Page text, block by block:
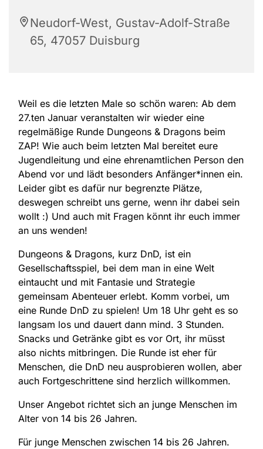
Neudorf-West, Gustav-Adolf-Straße
65, 47057 Duisburg
Weil es die letzten Male so schön waren: Ab dem
27.ten Januar veranstalten wir wieder eine
regelmäßige Runde Dungeons & Dragons beim
ZAP! Wie auch beim letzten Mal bereitet eure
Jugendleitung und eine ehrenamtlichen Person den
Abend vor und lädt besonders Anfänger*innen ein.
Leider gibt es dafür nur begrenzte Plätze,
deswegen schreibt uns gerne, wenn ihr dabei sein
wollt :) Und auch mit Fragen könnt ihr euch immer
an uns wenden!
Dungeons & Dragons, kurz DnD, ist ein
Gesellschaftsspiel, bei dem man in eine Welt
eintaucht und mit Fantasie und Strategie
gemeinsam Abenteuer erlebt. Komm vorbei, um
eine Runde DnD zu spielen! Um 18 Uhr geht es so
langsam los und dauert dann mind. 3 Stunden.
Snacks und Getränke gibt es vor Ort, ihr müsst
also nichts mitbringen. Die Runde ist eher für
Menschen, die DnD neu ausprobieren wollen, aber
auch Fortgeschrittene sind herzlich willkommen.
Unser Angebot richtet sich an junge Menschen im
Alter von 14 bis 26 Jahren.
Für junge Menschen zwischen 14 bis 26 Jahren.